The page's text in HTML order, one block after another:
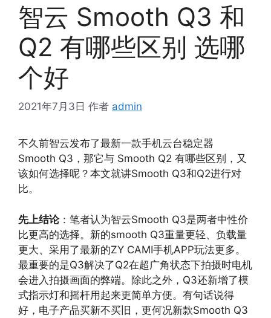
智云 Smooth Q3 和
Q2 有哪些区别 选哪
个好
2021年7月3日 作者 admin
不久前智云发布了最新一款手机云台稳定器
Smooth Q3，那它与 Smooth Q2 有哪些区别，又
该如何选择呢？本文就讲Smooth Q3和Q2进行对
比。
先上结论：笔者认为智云Smooth Q3是两者中性价
比更高的选择。新的smooth Q3重量更轻、负载量
更大、采用了最新的ZY CAMI手机APP玩法更多。
最重要的是Q3解决了Q2在超广角状态下拍摄时电机
会进入拍摄画面的弊端。除此之外，Q3还新增了模
式指示灯和摇杆用起来更简单方便。有句话说得
好，电子产品买新不买旧，更何况新款Smooth Q3